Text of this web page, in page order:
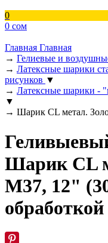
0
0 сом
Главная Главная
→ Гелиевые и
→ Латексные шарики
рисунков ▼
→ Латексные шарики -
▼
→ Шарик CL метал.
Шарик CL
М37, 12"
обработкой